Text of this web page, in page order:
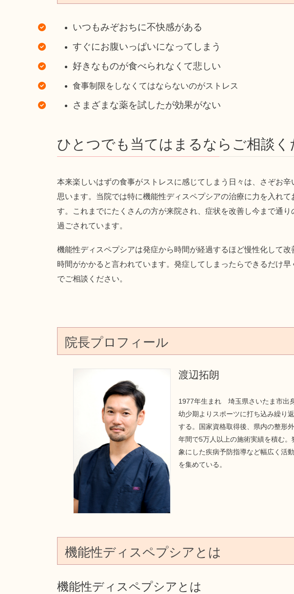
いつもみぞおちに不快感がある
すぐにお腹いっぱいになってしまう
好きなものが食べられなくて悲しい
食事制限をしなくてはならないのがストレス
さまざまな薬を試したが効果がない
ひとつでも当てはまるならご相談く
本来楽しいはずの食事がストレスに感じてしまう日々は、さぞお辛
思います。当院では特に機能性ディスペプシアの治療に力を入れて
す。これまでにたくさんの方が来院され、症状を改善し今まで通り
過ごされています。
機能性ディスペプシアは発症から時間が経過するほど慢性化して改
時間がかかると言われています。発症してしまったらできるだけ早
でご相談ください。
院長プロフィール
渡辺拓朗
1977年生まれ 埼玉県さいたま市出身
幼少期よりスポーツに打ち込み繰り
する。国家資格取得後、県内の整形
年間で5万人以上の施術実績を積む
象にした疾病予防指導など幅広く活
を集めている。
機能性ディスペプシアとは
機能性ディスペプシアとは